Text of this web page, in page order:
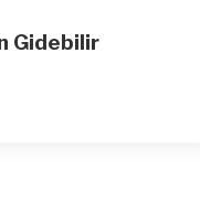
Gidebilir